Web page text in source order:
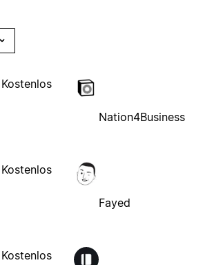
Kostenlos
Nation4Business
Kostenlos
Fayed
Kostenlos